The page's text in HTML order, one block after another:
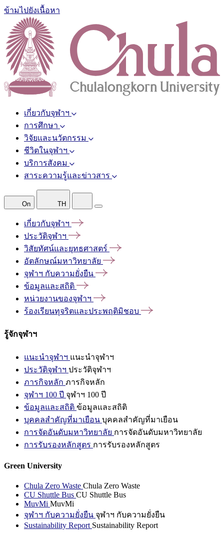
ข้ามไปยังเนื้อหา
เกี่ยวกับจุฬาฯ
การศึกษา
วิจัยและนวัตกรรม
ชีวิตในจุฬาฯ
บริการสังคม
สาระความรู้และข่าวสาร
On TH
เกี่ยวกับจุฬาฯ
ประวัติจุฬาฯ
วิสัยทัศน์และยุทธศาสตร์
อัตลักษณ์มหาวิทยาลัย
จุฬาฯ กับความยั่งยืน
ข้อมูลและสถิติ
หน่วยงานของจุฬาฯ
ร้องเรียนทุจริตและประพฤติมิชอบ
รู้จักจุฬาฯ
แนะนำจุฬาฯ แนะนำจุฬาฯ
ประวัติจุฬาฯ ประวัติจุฬาฯ
ภารกิจหลัก ภารกิจหลัก
จุฬาฯ 100 ปี จุฬาฯ 100 ปี
ข้อมูลและสถิติ ข้อมูลและสถิติ
บุคคลสำคัญที่มาเยือน บุคคลสำคัญที่มาเยือน
การจัดอันดับมหาวิทยาลัย การจัดอันดับมหาวิทยาลัย
การรับรองหลักสูตร การรับรองหลักสูตร
Green University
Chula Zero Waste Chula Zero Waste
CU Shuttle Bus CU Shuttle Bus
MuvMi MuvMi
จุฬาฯ กับความยั่งยืน จุฬาฯ กับความยั่งยืน
Sustainability Report Sustainability Report